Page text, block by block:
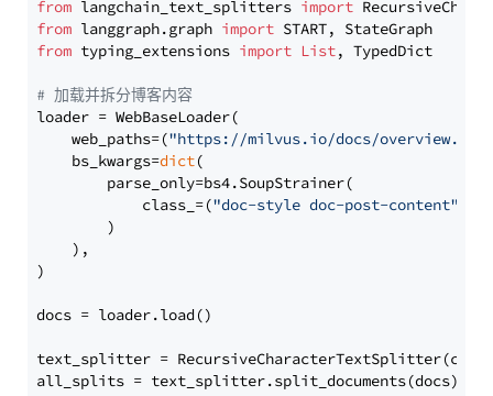
from langchain_text_splitters import
from langgraph.graph import
from typing_extensions import List, TypedDict
# 加载并拆分博客内容
loader = WebBaseLoader(
    web_paths=(
"https://milvus.io/docs/overview.md"
    bs_kwargs=
dict(
        parse_only=bs4.SoupStrainer(
            class_=(
"doc-style doc-post-content"
        )
    ),
)
docs = loader.load()
text_splitter =
all_splits = text_splitter.split_documents(docs)